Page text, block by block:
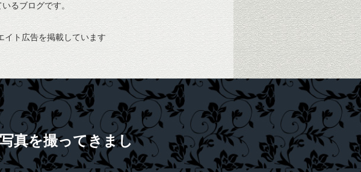
るブログです。
イト広告を掲載しています
真を撮ってきまし